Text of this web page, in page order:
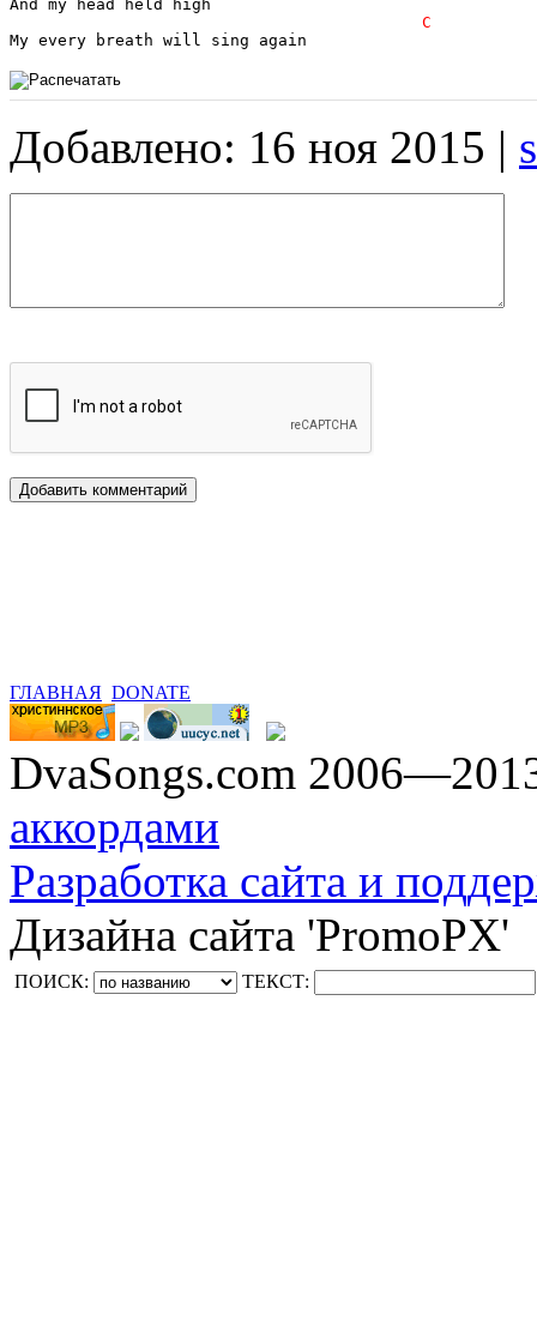
Добавлено: 16 ноя 2015 |
ГЛАВНАЯ DONATE
DvaSongs.com
аккордами
Разработка сайта и
Дизайна сайта 'PromoPX'
ПОИСК: ТЕКСТ: